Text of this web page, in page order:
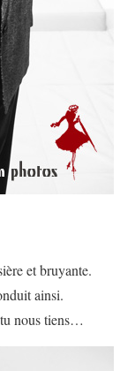
et bruyante.
ainsi.
nous tiens…